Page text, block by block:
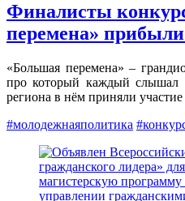
Финалисты
перемена»
«Большая перемена» –
про который каждый слышал
региона в нём приняли участие
#молодежнаяполитика